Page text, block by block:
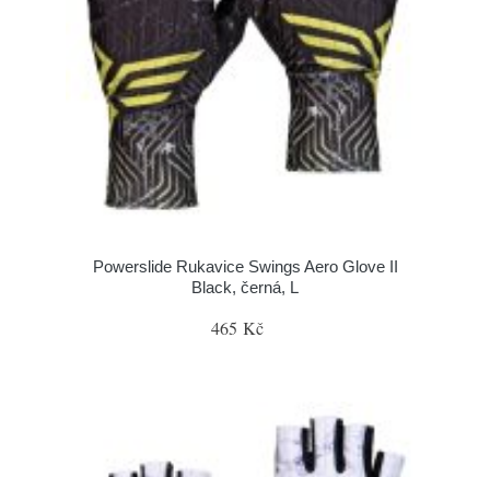
Powerslide Rukavice Swings Aero Glove II
Black, černá, L
465 Kč